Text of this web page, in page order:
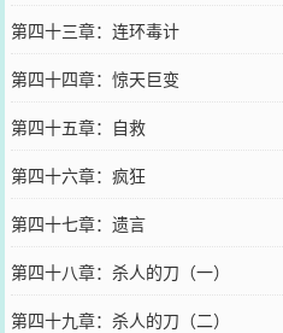
第四十三章：连环毒计
第四十四章：惊天巨变
第四十五章：自救
第四十六章：疯狂
第四十七章：遗言
第四十八章：杀人的刀（一）
第四十九章：杀人的刀（二）